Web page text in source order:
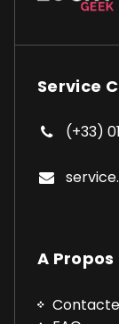
Service
(+33)
A Propos